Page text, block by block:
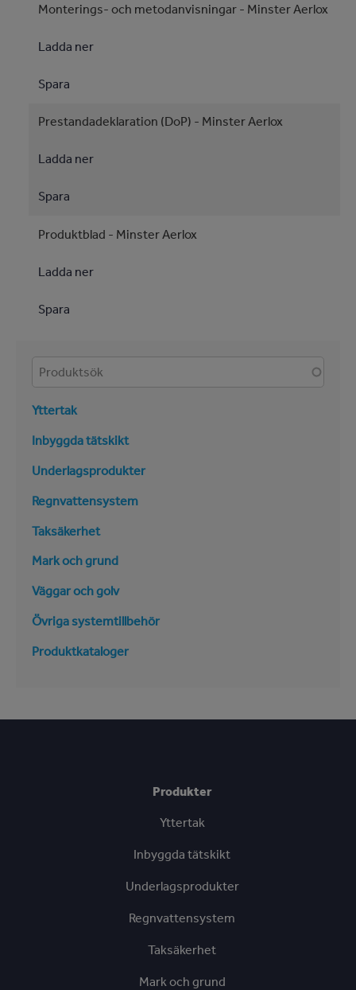
Produkter
Yttertak
Inbyggda tätskikt
Underlagsprodukter
Regnvattensystem
Taksäkerhet
Mark och grund
Väggar och golv
Övriga systemtillbehör
Produktkataloger
Monterings- och metodanvisningar - Minster Aerlox
Ladda ner
Spara
Prestandadeklaration (DoP) - Minster Aerlox
Ladda ner
Spara
Produktblad - Minster Aerlox
Ladda ner
Spara
Produkter
Yttertak
Inbyggda tätskikt
Underlagsprodukter
Regnvattensystem
Taksäkerhet
Mark och grund